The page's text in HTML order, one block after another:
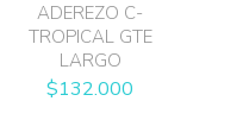
ADEREZO C-
TROPICAL GTE
LARGO
$132.000